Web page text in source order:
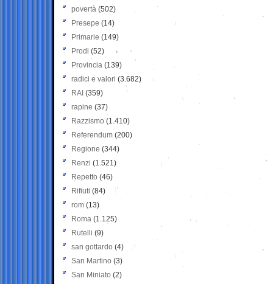
povertà (502)
Presepe (14)
Primarie (149)
Prodi (52)
Provincia (139)
radici e valori (3.682)
RAI (359)
rapine (37)
Razzismo (1.410)
Referendum (200)
Regione (344)
Renzi (1.521)
Repetto (46)
Rifiuti (84)
rom (13)
Roma (1.125)
Rutelli (9)
san gottardo (4)
San Martino (3)
San Miniato (2)